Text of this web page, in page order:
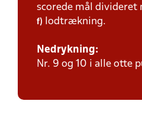
scorede mål divideret
f) lodtrækning.
Nedrykning:
Nr. 9 og 10 i alle otte